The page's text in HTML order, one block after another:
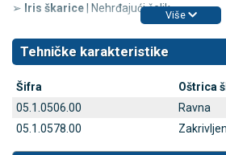
➢ Iris škarice | Nehrđajući čelik
Više
Tehničke karakteristike
Šifra
Oštrica
05.1.0506.00
Ravna
05.1.0578.00